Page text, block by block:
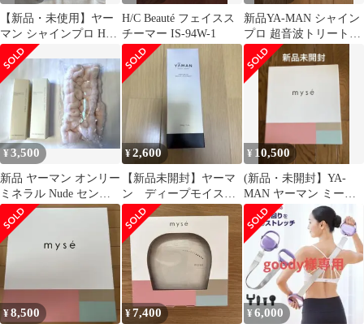
【新品・未使用】ヤー
マン シャインプロ HC-
21B 超音波トリートメ
ント
H/C Beauté フェイスス
チーマー IS-94W-1
新品YA-MAN シャイン
プロ 超音波トリートメ
ントアイロン サンプ
ル付き
¥3,500
新品 ヤーマン オンリー
ミネラル Nude センシ
ティブブーストセラム
美容液
¥2,600
【新品未開封】ヤーマ
ン ディープモイスト
リペアトリートメント
200g
¥ 10,500
(新品・未開封】YA-
MAN ヤーマン ミーゼ
スパトレーナー MS-
60N
¥8,500 ¥7,400 ¥6,000